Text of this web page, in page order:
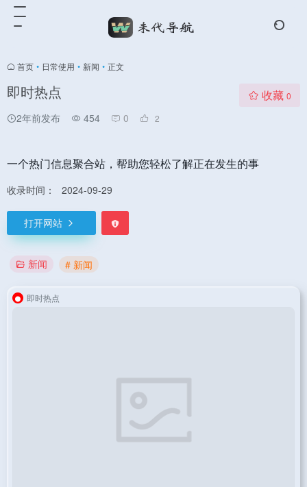
首页 • 日常使用 • 新闻 • 正文
即时热点
2年前发布 454 0 2
收藏 0
一个热门信息聚合站，帮助您轻松了解正在发生的事
收录时间： 2024-09-29
打开网站
新闻 # 新闻
即时热点